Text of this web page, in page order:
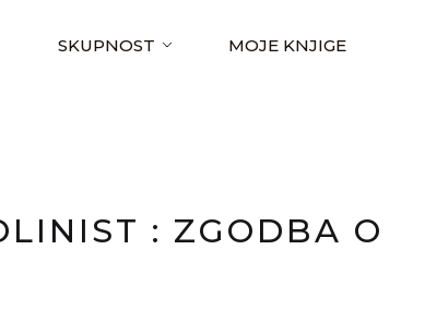
SKUPNOST MOJE KNJIGE
: ZGODBA O